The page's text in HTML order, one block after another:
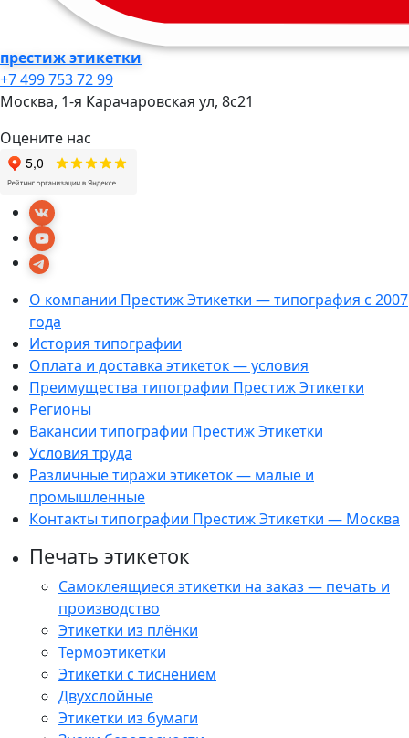
престиж этикетки
+7 499 753 72 99
Москва, 1-я Карачаровская ул, 8c21
Оцените нас
О компании Престиж Этикетки — типография с 2007
года
История типографии
Оплата и доставка этикеток — условия
Преимущества типографии Престиж Этикетки
Регионы
Вакансии типографии Престиж Этикетки
Условия труда
Различные тиражи этикеток — малые и
промышленные
Контакты типографии Престиж Этикетки — Москва
Печать этикеток
Самоклеящиеся этикетки на заказ — печать и
производство
Этикетки из плёнки
Термоэтикетки
Этикетки с тиснением
Двухслойные
Этикетки из бумаги